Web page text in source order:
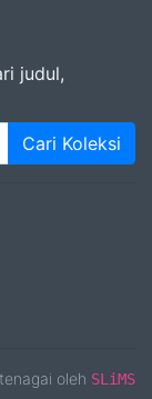
judul,
Cari Koleksi
oleh SLiMS